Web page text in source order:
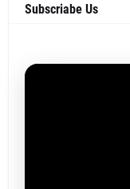
Subscriabe Us